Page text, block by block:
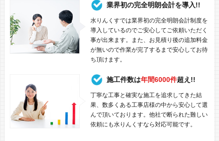
業界初の完全明朗会計を導入!!
水りんくすでは業界初の完全明朗会計制度を
導入しているのでご安心してご依頼いただく
事が出来ます。また、お見積り後の追加料金
が無いので作業が完了するまで安心してお待
ち頂けます。
施工件数は年間6000件超え!!
丁寧な工事と確実な施工を追求してきた結
果、数多くある工事店様の中から安心して選
んで頂いております。他社で断られた難しい
依頼にも水りんくすなら対応可能です。